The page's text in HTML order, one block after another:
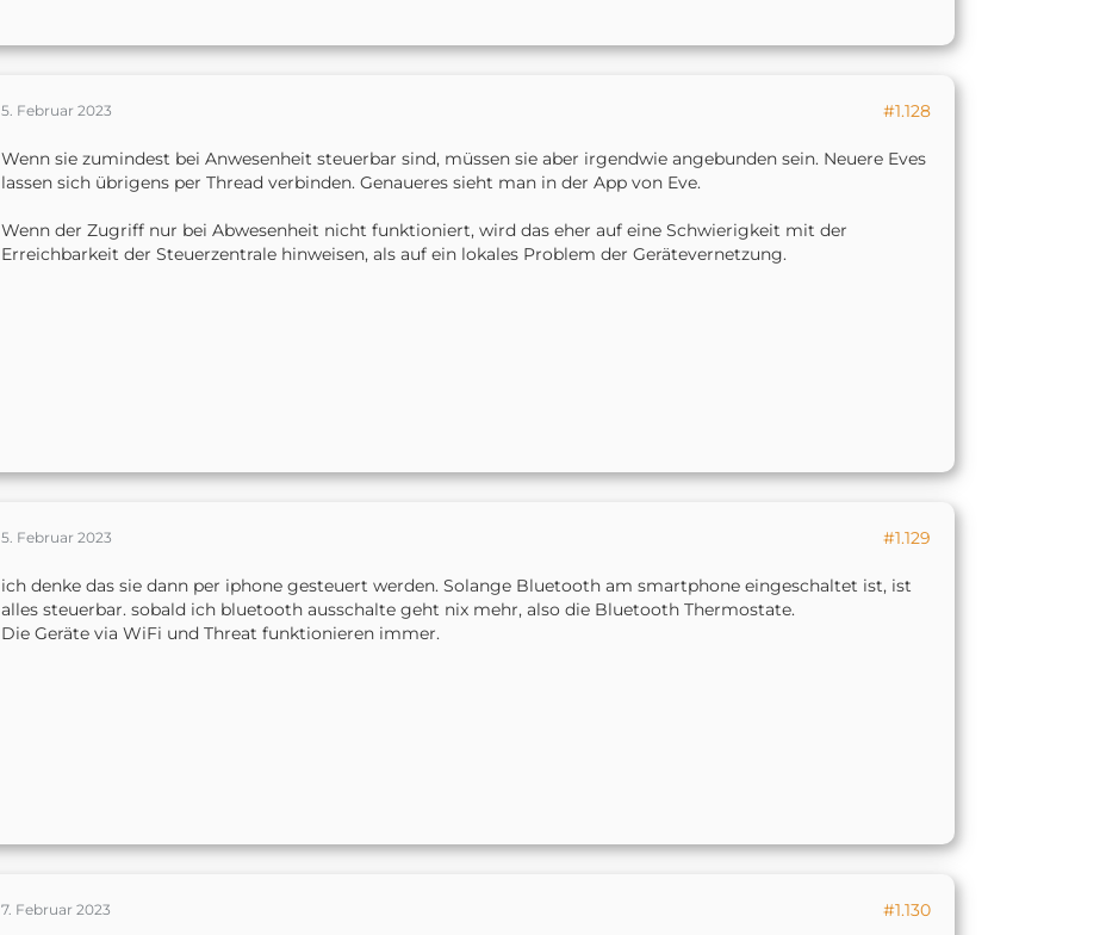
5. Februar 2023 #1.128
Wenn sie zumindest bei Anwesenheit steuerbar sind, müssen sie aber irgendwie angebunden sein. Neuere Eves
lassen sich übrigens per Thread verbinden. Genaueres sieht man in der App von Eve.
Wenn der Zugriff nur bei Abwesenheit nicht funktioniert, wird das eher auf eine Schwierigkeit mit der
Erreichbarkeit der Steuerzentrale hinweisen, als auf ein lokales Problem der Gerätevernetzung.
5. Februar 2023 #1.129
ich denke das sie dann per iphone gesteuert werden. Solange Bluetooth am smartphone eingeschaltet ist, ist
alles steuerbar. sobald ich bluetooth ausschalte geht nix mehr, also die Bluetooth Thermostate.
Die Geräte via WiFi und Threat funktionieren immer.
7. Februar 2023 #1.130